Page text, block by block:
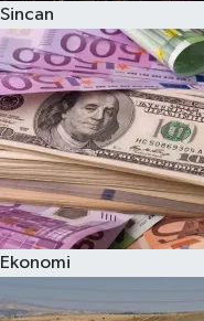
Sincan
Ekonomi